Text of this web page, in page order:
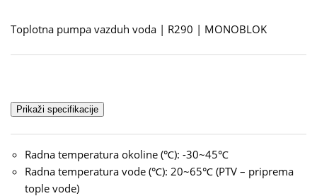
Toplotna pumpa vazduh voda | R290 | MONOBLOK
Prikaži specifikacije
Radna temperatura okoline (℃): -30~45℃
Radna temperatura vode (℃): 20~65℃ (PTV – priprema
tople vode)